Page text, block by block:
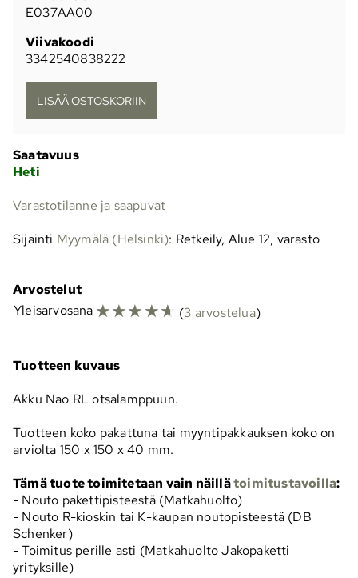
E037AA00
Viivakoodi
3342540838222
Saatavuus
Heti
Varastotilanne ja saapuvat
Sijainti Myymälä (Helsinki): Retkeily, Alue 12, varasto
Arvostelut
Yleisarvosana ☆☆☆☆☆ (3 arvostelua)
Tuotteen kuvaus
Akku Nao RL otsalamppuun.
Tuotteen koko pakattuna tai myyntipakkauksen koko on
arviolta 150 x 150 x 40 mm.
Tämä tuote toimitetaan vain näillätoimitustavoilla:
- Nouto pakettipisteestä (Matkahuolto)
- Nouto R-kioskin tai K-kaupan noutopisteestä (DB
Schenker)
- Toimitus perille asti (Matkahuolto Jakopaketti
yrityksille)